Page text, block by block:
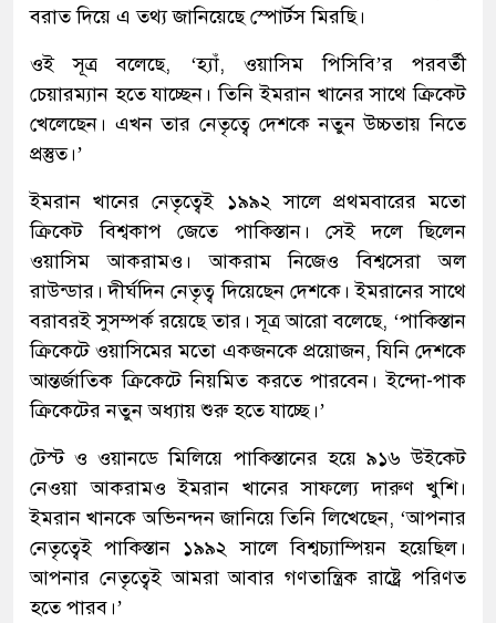
বরাত দিয়ে এ তথ্য জানিয়েছে স্পোর্টস মিরছি।
ওই সূত্র বলেছে, ‘হ্যাঁ, ওয়াসিম পিসিবি’র পরবর্তী
চেয়ারম্যান হতে যাচ্ছেন। তিনি ইমরান খানের সাথে ক্রিকেট
খেলেছেন। এখন তার নেতৃত্বে দেশকে নতুন উচ্চতায় নিতে
প্রস্তুত।’
ইমরান খানের নেতৃত্বেই ১৯৯২ সালে প্রথমবারের মতো
ক্রিকেট বিশ্বকাপ জেতে পাকিস্তান। সেই দলে ছিলেন
ওয়াসিম আকরামও। আকরাম নিজেও বিশ্বসেরা অল
রাউন্ডার। দীর্ঘদিন নেতৃত্ব দিয়েছেন দেশকে। ইমরানের সাথে
বরাবরই সুসম্পর্ক রয়েছে তার। সূত্র আরো বলেছে, ‘পাকিস্তান
ক্রিকেটে ওয়াসিমের মতো একজনকে প্রয়োজন, যিনি দেশকে
আন্তর্জাতিক ক্রিকেটে নিয়মিত করতে পারবেন। ইন্দো-পাক
ক্রিকেটের নতুন অধ্যায় শুরু হতে যাচ্ছে।’
টেস্ট ও ওয়ানডে মিলিয়ে পাকিস্তানের হয়ে ৯১৬ উইকেট
নেওয়া আকরামও ইমরান খানের সাফল্যে দারুণ খুশি।
ইমরান খানকে অভিনন্দন জানিয়ে তিনি লিখেছেন, ‘আপনার
নেতৃত্বেই পাকিস্তান ১৯৯২ সালে বিশ্বচ্যাম্পিয়ন হয়েছিল।
আপনার নেতৃত্বেই আমরা আবার গণতান্ত্রিক রাষ্ট্রে পরিণত
হতে পারব।’